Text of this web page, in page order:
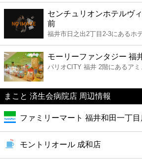
レジャー
書店
ファミレス
ファーストフード
カフェ
ショッピング
センチュリオンホテルヴ
前
福井市日之出2丁目2-3にあるホ
モーリーファンタジー 福
パリオCITY 福井 2階にあるア
まこと 済生会病院店 周辺情報
ファミリーマート 福井和田一丁目
モントリオール 成和店